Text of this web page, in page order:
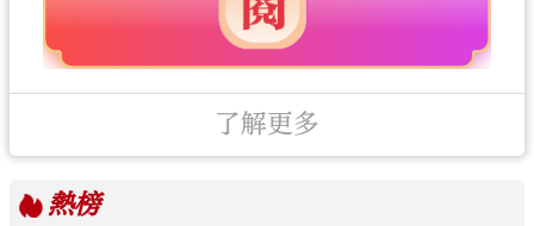
了解更多
熱榜